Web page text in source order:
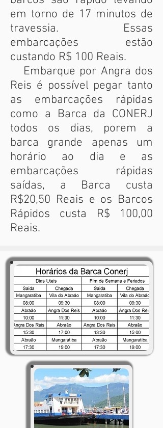
em torno de 17 minutos de
travessia. Essas
embarcações estão
custando R$ 100 Reais.
Embarque por Angra dos
Reis é possível pegar tanto
as embarcações rápidas
como a Barca da CONERJ
todos os dias, porem a
barca grande apenas um
horário ao dia e as
embarcações rápidas
saídas, a Barca custa
R$20,50 Reais e os Barcos
Rápidos custa R$ 100,00
Reais.